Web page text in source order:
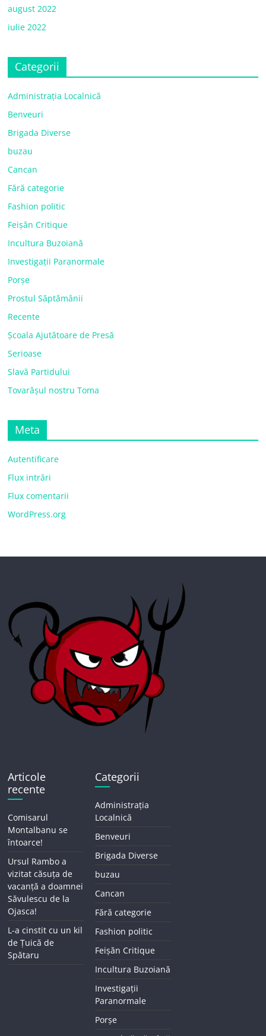
august 2022
iulie 2022
Categorii
Administrația Localnică
Benveuri
Brigada Diverse
buzau
Cancan
Fără categorie
Fashion politic
Feișăn Critique
Incultura Buzoiană
Investigații Paranormale
Porșe
Prostul Săptămânii
Recente
Școala Ajutătoare de Presă
Serioase
Slavă Partidului
Tovarășul nostru Toma
Meta
Autentificare
Flux intrări
Flux comentarii
WordPress.org
Articole
recente
Comisarul
Montalbanu se
întoarce!
Ursul Rambo a
vizitat căsuța de
vacanță a doamnei
Săvulescu de la
Ojasca!
L-a cinstit cu un kil
de Țuică de
Spătaru
Categorii
Administrația
Localnică
Benveuri
Brigada Diverse
buzau
Cancan
Fără categorie
Fashion politic
Feișăn Critique
Incultura Buzoiană
Investigații
Paranormale
Porșe